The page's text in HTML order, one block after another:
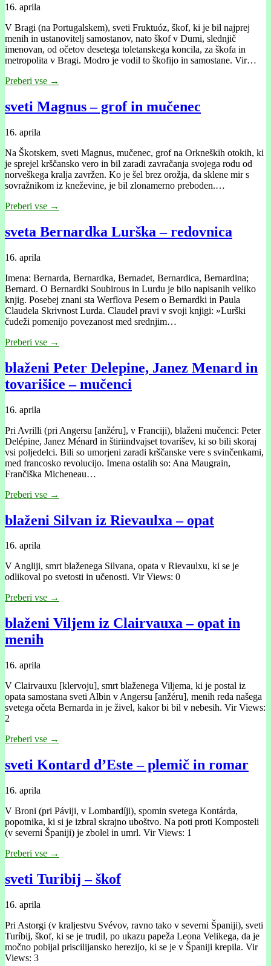
16. aprila
V Bragi (na Portugalskem), sveti Fruktuóz, škof, ki je bil najprej
menih in ustanovitelj samostanov, nato škof v Dumi, slednjič
imenovan, od očetov desetega toletanskega koncila, za škofa in
metropolita v Bragi. Modro je vodil to škofijo in samostane. Vir…
Preberi vse →
sveti Magnus – grof in mučenec
16. aprila
Na Škotskem, sveti Magnus, mučenec, grof na Orkneških otokih, ki
je sprejel krščansko vero in bil zaradi zavračanja svojega rodu od
norveškega kralja zavržen. Ko je šel brez orožja, da sklene mir s
sovražnikom iz kneževine, je bil zlonamerno preboden.…
Preberi vse →
sveta Bernardka Lurška – redovnica
16. aprila
Imena: Bernarda, Bernardka, Bernadet, Bernardica, Bernardina;
Bernard. O Bernardki Soubirous in Lurdu je bilo napisanih veliko
knjig. Posebej znani sta Werflova Pesem o Bernardki in Paula
Claudela Skrivnost Lurda. Claudel pravi v svoji knjigi: »Lurški
čudeži pomenijo povezanost med srednjim…
Preberi vse →
blaženi Peter Delepine, Janez Menard in
tovarišice – mučenci
16. aprila
Pri Avrilli (pri Angersu [anžéru], v Franciji), blaženi mučenci: Peter
Delépine, Janez Ménard in štiriindvajset tovarišev, ki so bili skoraj
vsi poljedelci. Bili so umorjeni zaradi krščanske vere s svinčenkami,
med francosko revolucijo. Imena ostalih so: Ana Maugrain,
Frančiška Micheneau…
Preberi vse →
blaženi Silvan iz Rievaulxa – opat
16. aprila
V Angliji, smrt blaženega Silvana, opata v Rievaulxu, ki se je
odlikoval po svetosti in učenosti. Vir Views: 0
Preberi vse →
blaženi Viljem iz Clairvauxa – opat in
menih
16. aprila
V Clairvauxu [klervoju], smrt blaženega Viljema, ki je postal iz
opata samostana sveti Albin v Angersu [anžéru], menih reda našega
svetega očeta Bernarda in je živel, kakor bi bil v nebesih. Vir Views:
2
Preberi vse →
sveti Kontard d’Este – plemič in romar
16. aprila
V Broni (pri Páviji, v Lombardíji), spomin svetega Kontárda,
popotnika, ki si je izbral skrajno uboštvo. Na poti proti Komposteli
(v severni Španiji) je zbolel in umrl. Vir Views: 1
Preberi vse →
sveti Turibij – škof
16. aprila
Pri Astorgi (v kraljestvu Svévov, ravno tako v severni Španiji), sveti
Turíbij, škof, ki se je trudil, po ukazu papeža Leona Velikega, da je
močno pobijal priscilijansko herezijo, ki se je v Španiji krepila. Vir
Views: 3